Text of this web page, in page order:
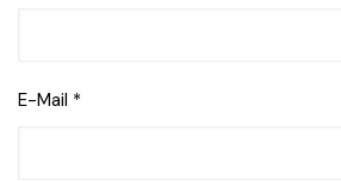
E-Mail *